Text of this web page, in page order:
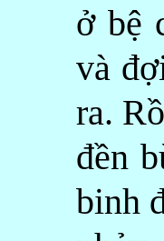
ở bệ
và
ra.
đền
binh